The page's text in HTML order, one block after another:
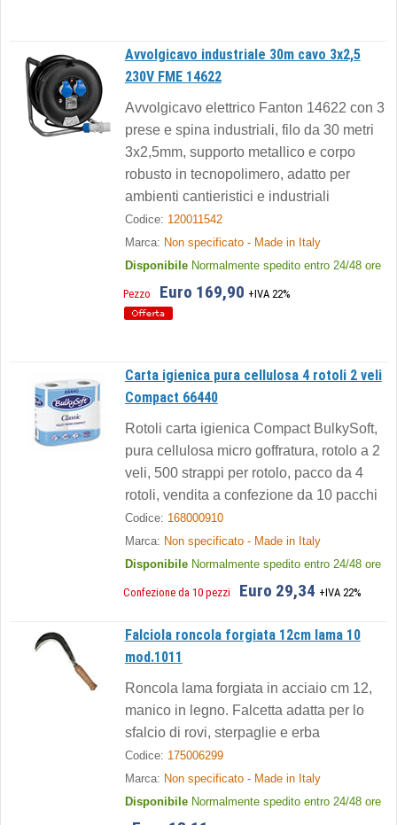
Avvolgicavo industriale 30m cavo 3x2,5
230V FME 14622
Avvolgicavo elettrico Fanton 14622 con 3
prese e spina industriali, filo da 30 metri
3x2,5mm, supporto metallico e corpo
robusto in tecnopolimero, adatto per
ambienti cantieristici e industriali
Codice: 120011542
Marca: Non specificato - Made in Italy
Disponibile Normalmente spedito entro 24/48 ore
Pezzo Euro 169,90 +IVA 22%
Carta igienica pura cellulosa 4 rotoli 2 veli
Compact 66440
Rotoli carta igienica Compact BulkySoft,
pura cellulosa micro goffratura, rotolo a 2
veli, 500 strappi per rotolo, pacco da 4
rotoli, vendita a confezione da 10 pacchi
Codice: 168000910
Marca: Non specificato - Made in Italy
Disponibile Normalmente spedito entro 24/48 ore
Confezione da 10 pezzi Euro 29,34 +IVA 22%
Falciola roncola forgiata 12cm lama 10
mod.1011
Roncola lama forgiata in acciaio cm 12,
manico in legno. Falcetta adatta per lo
sfalcio di rovi, sterpaglie e erba
Codice: 175006299
Marca: Non specificato - Made in Italy
Disponibile Normalmente spedito entro 24/48 ore